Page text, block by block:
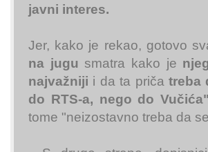
javni interes.
Jer, kako je rekao, gotovo
na jugu smatra kako je
najvažniji i da ta priča treba
do RTS-a, nego do
tome "neizostavno treba da